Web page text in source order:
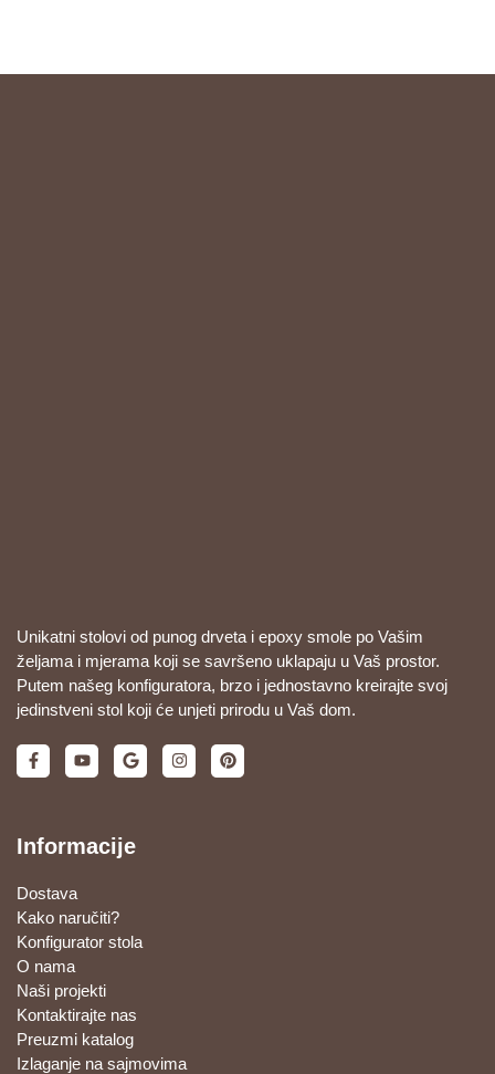
Unikatni stolovi od punog drveta i epoxy smole po Vašim
željama i mjerama koji se savršeno uklapaju u Vaš prostor.
Putem našeg konfiguratora, brzo i jednostavno kreirajte svoj
jedinstveni stol koji će unjeti prirodu u Vaš dom.
Informacije
Dostava
Kako naručiti?
Konfigurator stola
O nama
Naši projekti
Kontaktirajte nas
Preuzmi katalog
Izlaganje na sajmovima